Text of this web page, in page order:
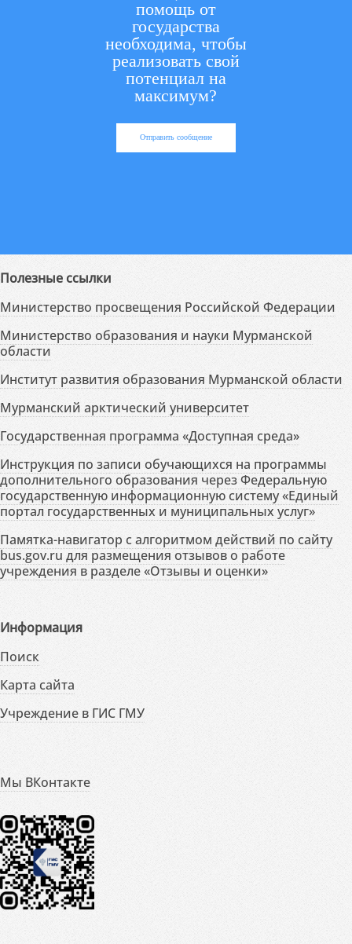
помощь от
государства
необходима, чтобы
реализовать свой
потенциал на
максимум?
Отправить сообщение
Полезные ссылки
Министерство просвещения Российской Федерации
Министерство образования и науки Мурманской
области
Институт развития образования Мурманской области
Мурманский арктический университет
Государственная программа «Доступная среда»
Инструкция по записи обучающихся на программы
дополнительного образования через Федеральную
государственную информационную систему «Единый
портал государственных и муниципальных услуг»
Памятка-навигатор с алгоритмом действий по сайту
bus.gov.ru для размещения отзывов о работе
учреждения в разделе «Отзывы и оценки»
Информация
Поиск
Карта сайта
Учреждение в ГИС ГМУ
Мы ВКонтакте